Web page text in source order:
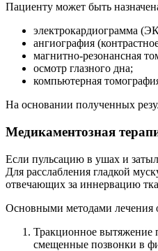
Пациенту может быть
электрокардиограмма
ангиография
магнитно-резонансная
осмотр глазного дна;
компьютерная
На основании полученных
Медикаментозная
Если пульсацию в ушах и
Для расслабления гладкой
отвечающих за иннервацию
Основными методами лечения
Тракционное вытяжение
смещенные позвонки в